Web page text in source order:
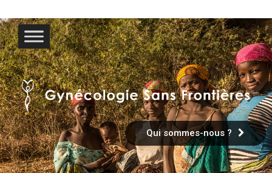
Qui sommes-nous ?